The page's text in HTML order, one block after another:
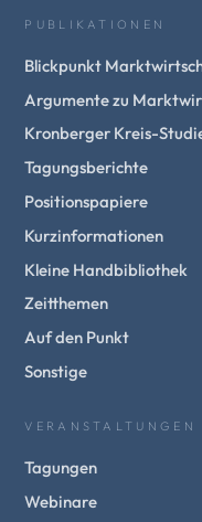
PUBLIKATIONEN
Blickpunkt
Argumente zu
Kronberger Kreis-
Tagungsberichte
Positionspapiere
Kurzinformationen
Kleine Handbibliothek
Zeitthemen
Auf den Punkt
Sonstige
VERANSTALTUNGEN
Tagungen
Webinare